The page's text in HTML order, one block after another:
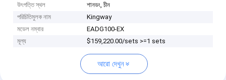
উৎপত্তি স্থল
শানডং, চীন
পরিচিতিমুলক নাম
Kingway
মডেল নম্বার
EADG100-EX
মূল্য
$159,220.00/sets >=1 sets
আরো দেখুন